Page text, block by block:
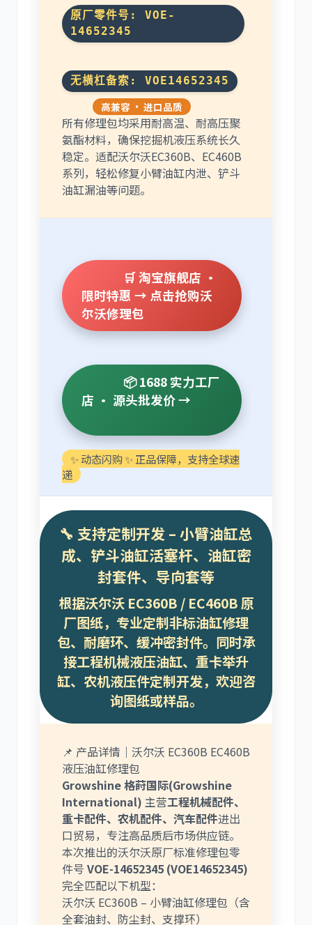
卡尔玛 杰西博
大宇 丰田
约翰迪尔 徐工
利勃海尔
山猫 上柴
潍柴 川崎
尼桑 依维柯
原厂零件号: VOE-
14652345
无横杠备索: VOE14652345
高兼容 · 进口品质
所有修理包均采用耐高温、耐高压聚
氨酯材料，确保挖掘机液压系统长久
稳定。适配沃尔沃EC360B、EC460B
系列，轻松修复小臂油缸内泄、铲斗
油缸漏油等问题。
🛒 淘宝旗舰店 ·
限时特惠 → 点击抢购沃
尔沃修理包
📦 1688 实力工厂
店 · 源头批发价 →
✨ 动态闪购 ✨ 正品保障，支持全球速
递
🔧 支持定制开发 – 小臂油缸总
成、铲斗油缸活塞杆、油缸密
封套件、导向套等
根据沃尔沃 EC360B / EC460B 原
厂图纸，专业定制非标油缸修理
包、耐磨环、缓冲密封件。同时承
接工程机械液压油缸、重卡举升
缸、农机液压件定制开发，欢迎咨
询图纸或样品。
📌 产品详情｜沃尔沃 EC360B EC460B
液压油缸修理包
Growshine 格莳国际(Growshine
International) 主营工程机械配件、
重卡配件、农机配件、汽车配件进出
口贸易，专注高品质后市场供应链。
本次推出的沃尔沃原厂标准修理包零
件号 VOE-14652345 (VOE14652345)
完全匹配以下机型：
沃尔沃 EC360B – 小臂油缸修理包（含
全套油封、防尘封、支撑环）